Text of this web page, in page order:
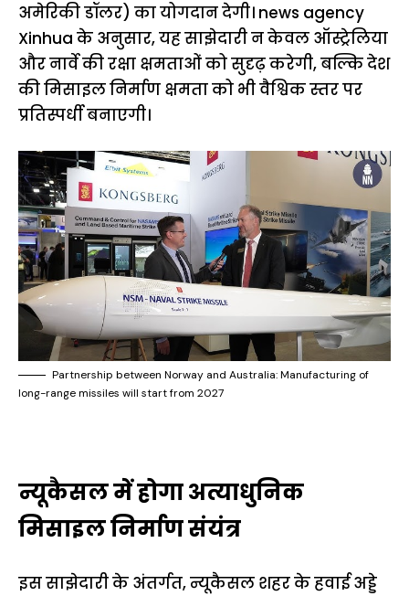
अमेरिकी डॉलर) का योगदान देगी। news agency
Xinhua के अनुसार, यह साझेदारी न केवल ऑस्ट्रेलिया
और नार्वे की रक्षा क्षमताओं को सुदृढ़ करेगी, बल्कि देश
की मिसाइल निर्माण क्षमता को भी वैश्विक स्तर पर
प्रतिस्पर्धी बनाएगी।
Partnership between Norway and Australia: Manufacturing of
long-range missiles will start from 2027
न्यूकैसल में होगा अत्याधुनिक
मिसाइल निर्माण संयंत्र
इस साझेदारी के अंतर्गत, न्यूकैसल शहर के हवाई अड्डे